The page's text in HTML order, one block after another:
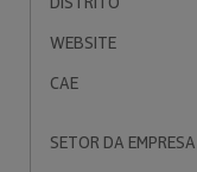
WEBSITE
CAE
SETOR DA EMPRESA